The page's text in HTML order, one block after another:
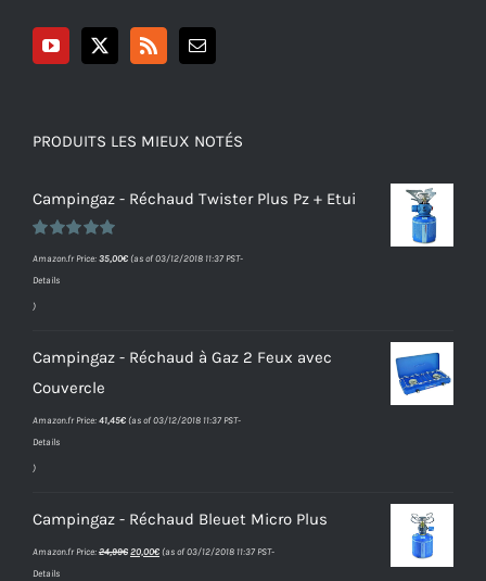
PRODUITS LES MIEUX NOTÉS
Campingaz - Réchaud Twister Plus Pz + Etui
Note
5.00
Amazon.fr Price: 35,00€ (as of 03/12/2018 11:37 PST-
Details
)
Campingaz - Réchaud à Gaz 2 Feux avec
Couvercle
Amazon.fr Price: 41,45€ (as of 03/12/2018 11:37 PST-
Details
)
Campingaz - Réchaud Bleuet Micro Plus
Amazon.fr Price: 24,99€
prix
20,00€
prix
(as of 03/12/2018 11:37 PST-
Details